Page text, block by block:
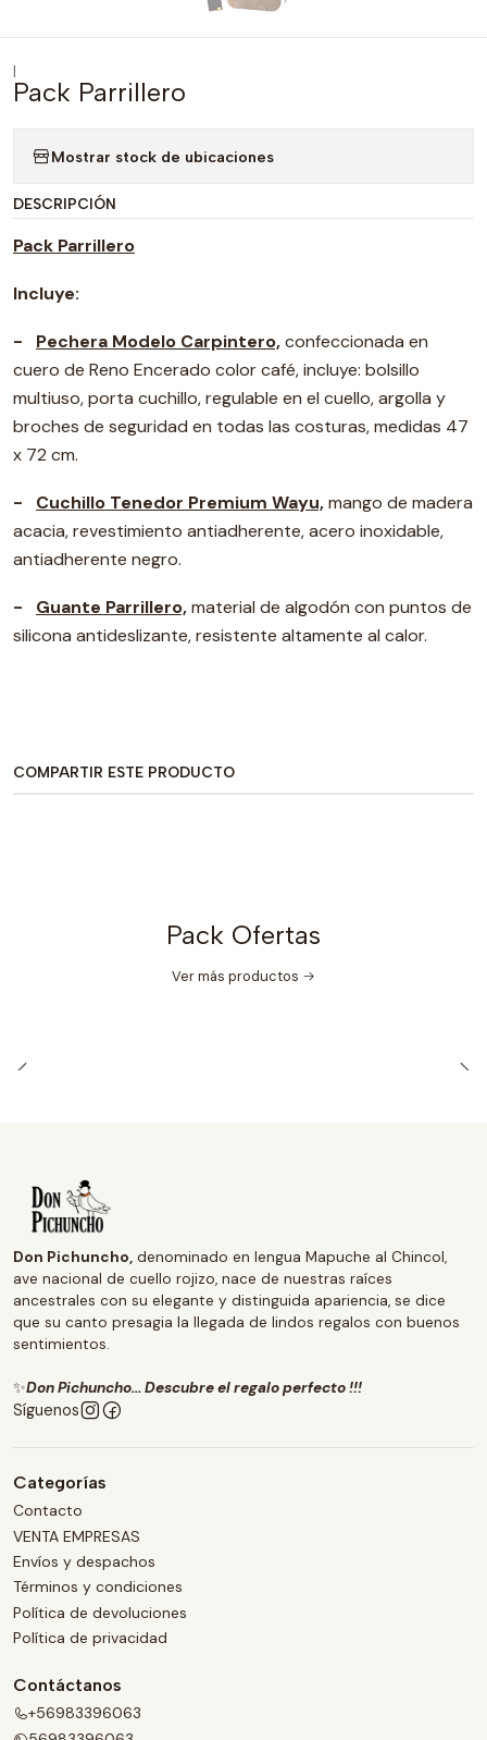
|
Pack Parrillero
Mostrar stock de ubicaciones
DESCRIPCIÓN
Pack Parrillero
Incluye:
- Pechera Modelo Carpintero,confeccionada en
cuero de Reno Encerado color café, incluye: bolsillo
multiuso, porta cuchillo, regulable en el cuello, argolla y
broches de seguridad en todas las costuras, medidas 47
x 72 cm.
- Cuchillo Tenedor Premium Wayu,mango de madera
acacia, revestimiento antiadherente, acero inoxidable,
antiadherente negro.
- Guante Parrillero,material de algodón con puntos de
silicona antideslizante, resistente altamente al calor.
COMPARTIR ESTE PRODUCTO
Pack Ofertas
Ver más productos
Don Pichuncho, denominado en lengua Mapuche al Chincol,
ave nacional de cuello rojizo, nace de nuestras raíces
ancestrales con su elegante y distinguida apariencia, se dice
que su canto presagia la llegada de lindos regalos con buenos
sentimientos.
✨Don Pichuncho... Descubre el regalo perfecto !!!
Síguenos
Categorías
Contacto
VENTA EMPRESAS
Envíos y despachos
Términos y condiciones
Política de devoluciones
Política de privacidad
Contáctanos
+56983396063